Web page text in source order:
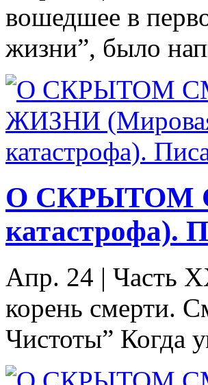
вошедшее в
жизни”, было
О СКРЫТОМ
катастрофа).
Апр. 24 | Часть
корень смерти.
Чистоты” Когда